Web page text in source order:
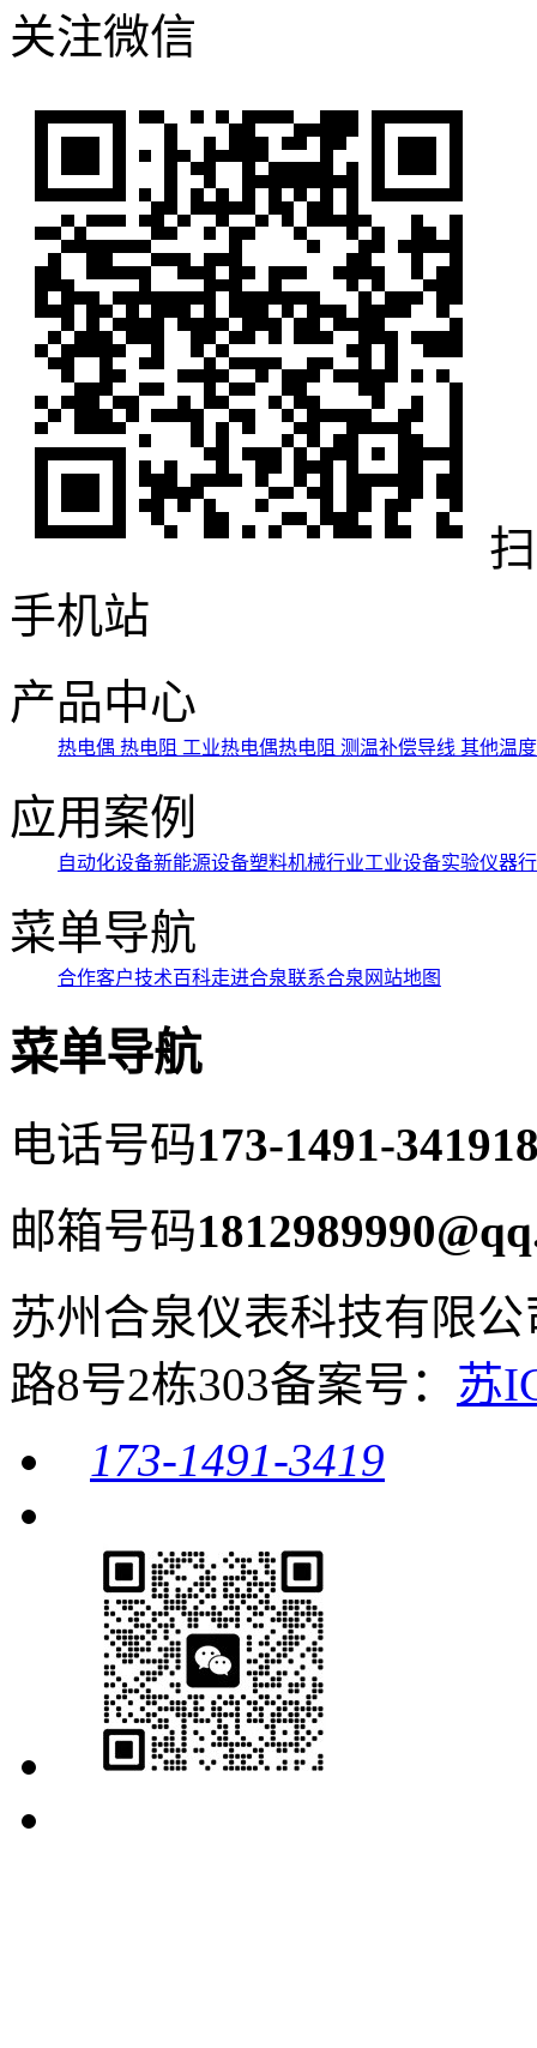
关注微信
手机站
产品中心
热电偶 热电阻 工业热电偶热电阻 测温补偿导线 其他温
应用案例
自动化设备新能源设备塑料机械行业工业设备实验仪器
菜单导航
合作客户技术百科走进合泉联系合泉 网站地图
菜单导航
电话号码173-1491-3419
邮箱号码
苏州合泉仪表科技有限公
路8号2栋303备案号： 苏
173-1491-3419